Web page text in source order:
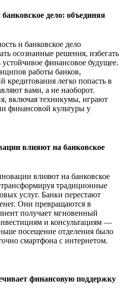
дело: объединяя
и банковское дело
осознанные решения, избегать
финансовое будущее.
работы банков,
кредитования легко попасть в
вами, а не наоборот.
включая техникумы, играют
финансовой культуры у
влияют на банковское
влияют на банковское
трансформируя традиционные
услуг. Банки перестают
Они превращаются в
получает мгновенный
и консультациям —
посещение отделения было
смартфона с интернетом.
финансовую поддержку